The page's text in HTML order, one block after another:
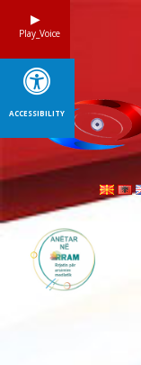
Play_Voice
ACCESSIBILITY